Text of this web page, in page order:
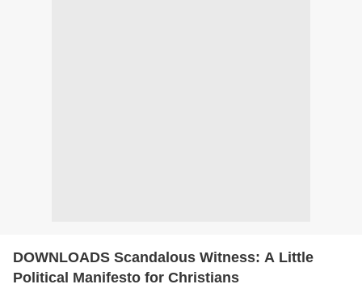
DOWNLOADS Scandalous Witness: A Little
Political Manifesto for Christians